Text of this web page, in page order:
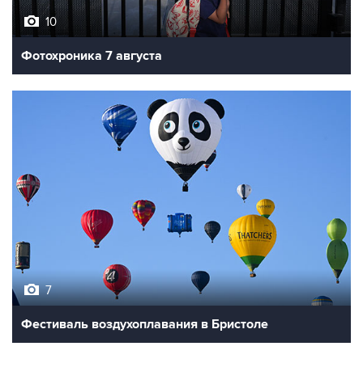
10
Фотохроника 7 августа
7
Фестиваль воздухоплавания в Бристоле